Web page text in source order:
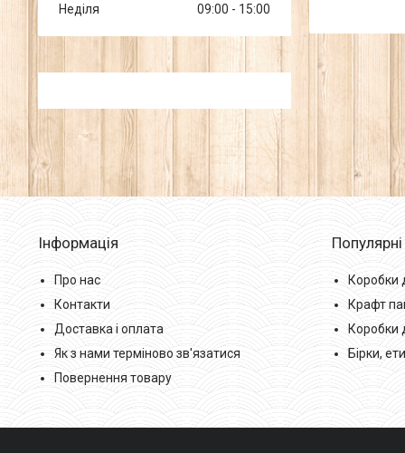
Неділя
09:00 15:00
Інформація
Про нас
Контакти
Доставка і оплата
Як з нами терміново зв'язатися
Повернення товару
Коробки
Крафт
Коробки
Бірки,